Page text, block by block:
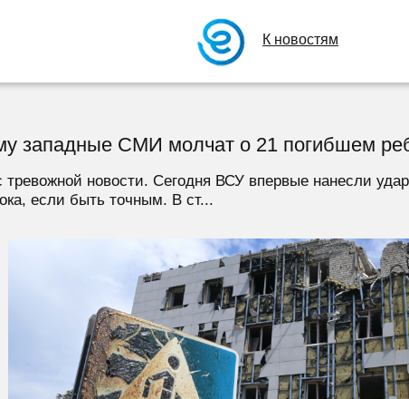
К новостям
западные СМИ молчат о 21 погибшем
новости. Сегодня ВСУ впервые нанесли
если быть точным. В ст...